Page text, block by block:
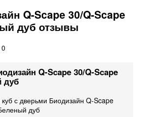
Q-Scape 30/Q-Scape
дуб отзывы
0
Q-Scape 30/Q-Scape
дуб
с дверьми Биодизайн Q-Scape
дуб